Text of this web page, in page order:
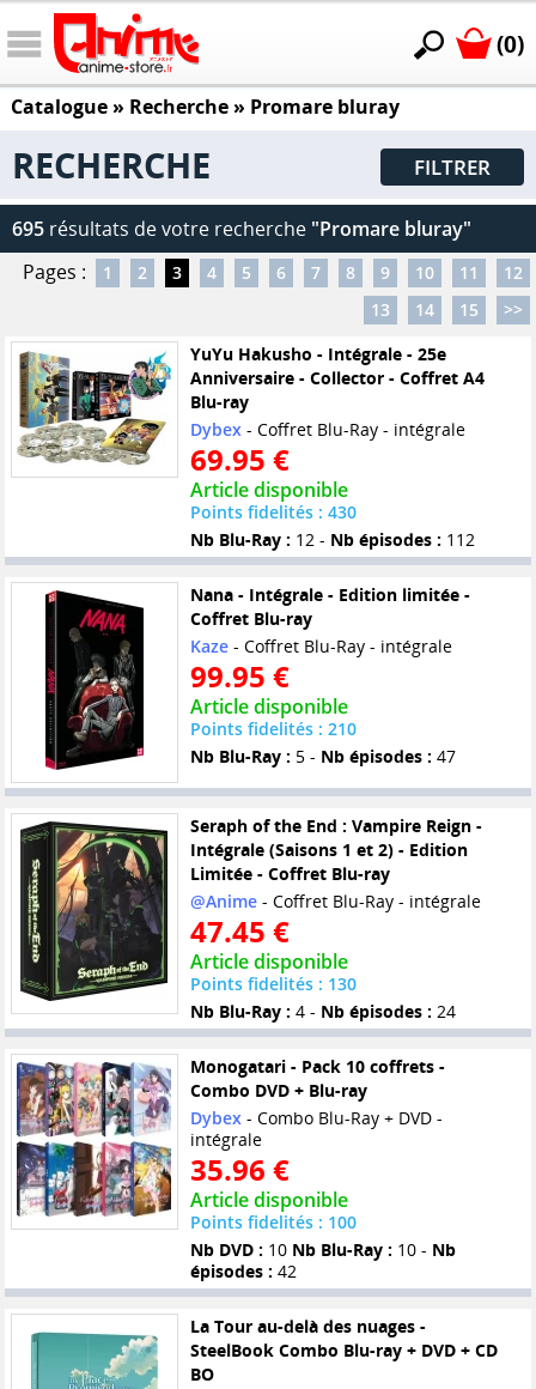
(0)
Catalogue» Recherche » Promare bluray
RECHERCHE FILTRER
695 résultats de votre recherche "Promare bluray"
Pages :
1 2 3 4 5 6 7 8 9 10 11
12
13
14 15
>>
YuYu Hakusho - Intégrale - 25e
Anniversaire - Collector - Coffret A4
Blu-ray
Dybex- Coffret Blu-Ray - intégrale
69.95 €
Article disponible
Points fidelités : 430
Nb Blu-Ray : 12 - Nb épisodes : 112
Nana - Intégrale - Edition limitée -
Coffret Blu-ray
Kaze- Coffret Blu-Ray - intégrale
99.95 €
Article disponible
Points fidelités : 210
Nb Blu-Ray : 5 - Nb épisodes : 47
Seraph of the End : Vampire Reign -
Intégrale (Saisons 1 et 2) - Edition
Limitée - Coffret Blu-ray
@Anime- Coffret Blu-Ray - intégrale
47.45 €
Article disponible
Points fidelités : 130
Nb Blu-Ray : 4 - Nb épisodes : 24
Monogatari - Pack 10 coffrets -
Combo DVD + Blu-ray
Dybex- Combo Blu-Ray + DVD -
intégrale
35.96 €
Article disponible
Points fidelités : 100
Nb DVD : 10 Nb Blu-Ray : 10 - Nb
épisodes : 42
La Tour au-delà des nuages -
SteelBook Combo Blu-ray + DVD + CD
BO